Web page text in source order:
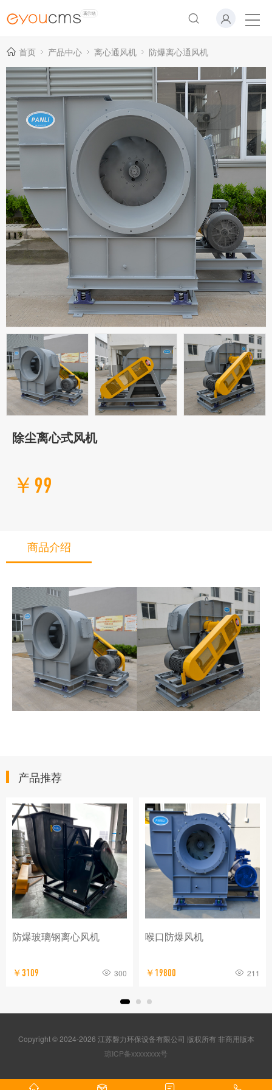
首页 产品中心 离心通风机 防爆离心通风机
除尘离心式风机
￥99
商品介绍
产品推荐
防爆玻璃钢离心风机
￥3109 300
喉口防爆风机
￥19800 211
Copyright © 2024-2026 江苏磐力环保设备有限公司 版权所有 非商用版本
琼ICP备xxxxxxxx号